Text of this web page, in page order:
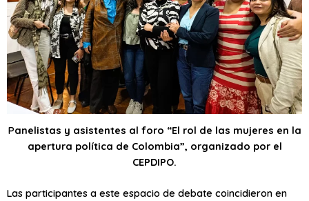
Panelistas y asistentes al foro “El rol de las mujeres en la
apertura política de Colombia”, organizado por el
CEPDIPO.
Las participantes a este espacio de debate coincidieron en